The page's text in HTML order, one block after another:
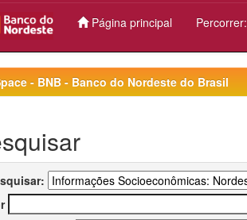
Página principal Percorrer:
- BNB - Banco do Nordeste do Brasil